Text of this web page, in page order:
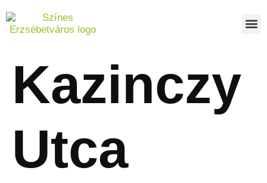
Kazinczy
Utca